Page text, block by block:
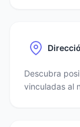
Descubra
vinculadas al